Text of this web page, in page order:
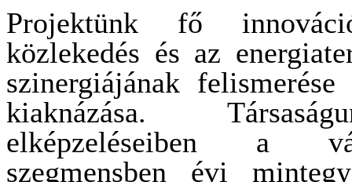
Projektünk fő
közlekedés és az
szinergiájának
kiaknázása.
elképzeléseiben a
szegmensben évi